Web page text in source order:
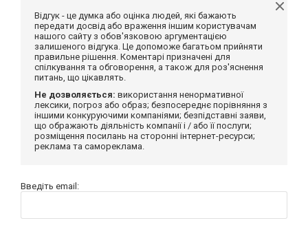
Відгук - це думка або оцінка людей, які бажають
передати досвід або враження іншим користувачам
нашого сайту з обов'язковою аргументацією
залишеного відгука. Це допоможе багатьом прийняти
правильне рішення. Коментарі призначені для
спілкування та обговорення, а також для роз'яснення
питань, що цікавлять.
Не дозволяється: використання ненормативної
лексики, погроз або образ; безпосереднє порівняння з
іншими конкуруючими компаніями; безпідставні заяви,
що ображають діяльність компанії і / або її послуги;
розміщення посилань на сторонні інтернет-ресурси;
реклама та самореклама.
Введіть email: